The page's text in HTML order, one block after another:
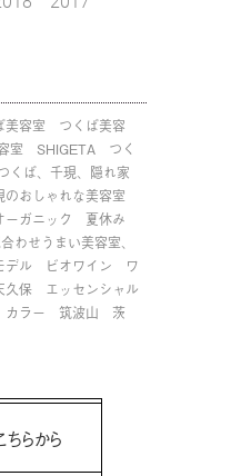
美容室
つくば美容
室 SHIGETA
つく
くば、千現、隠れ家
のおしゃれな美容室
ーガニック
夏休み
わせうまい美容室、
デル ビオワイン
ワ
久保
エッセンシャル
カラー 筑波山
茨
らから